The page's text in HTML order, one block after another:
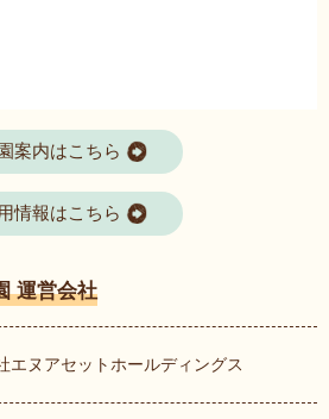
案内はこちら
情報はこちら
運営会社
エヌアセットホールディングス